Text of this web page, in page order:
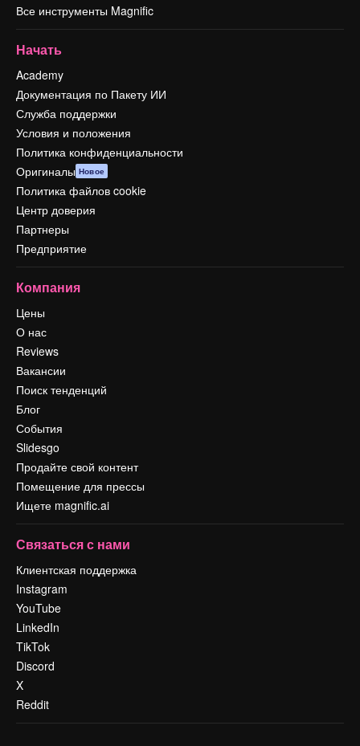
Все инструменты Magnific
Начать
Academy
Документация по Пакету ИИ
Служба поддержки
Условия и положения
Политика конфиденциальности
Оригиналы Новое
Политика файлов cookie
Центр доверия
Партнеры
Предприятие
Компания
Цены
О нас
Reviews
Вакансии
Поиск тенденций
Блог
События
Slidesgo
Продайте свой контент
Помещение для прессы
Ищете magnific.ai
Связаться с нами
Клиентская поддержка
Instagram
YouTube
LinkedIn
TikTok
Discord
X
Reddit